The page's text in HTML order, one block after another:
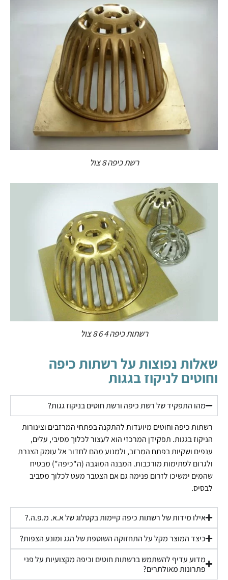
רשת כיפה 8 צול
רשתות כיפה 4 6 8 צול
שאלות נפוצות על רשתות כיפה
וחוטים לניקוז בגגות
מהו התפקיד של רשת כיפה ורשת חוטים בניקוז גגות?
רשתות כיפה וחוטים מיועדות להתקנה בפתחי המרזבים וצינורות
הניקוז בגגות. תפקידן המרכזי הוא לעצור לכלוך מסיבי, עלים,
ענפים ושקיות בפתח המרזב, ולמנוע מהם לחדור אל עומק הצנרת
ולגרום לסתימות מורכבות. המבנה המוגבה (ה"כיפה") מבטיח
שהמים ימשיכו לזרום פנימה גם אם הצטבר מעט לכלוך מסביב
לבסיס.
אילו מידות של רשתות כיפה קיימות בקטלוג של א.א. מ.פ.ה.?
כיצד המוצר מקל על התחזוקה השוטפת של הגג ומונע הצפות?
מדוע עדיף להשתמש ברשתות חוטים וכיפה מקצועיות על פני
פתרונות מאולתרים?